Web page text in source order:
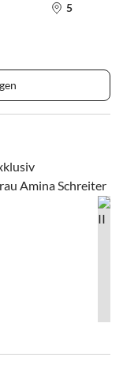
5
Amina Schreiter